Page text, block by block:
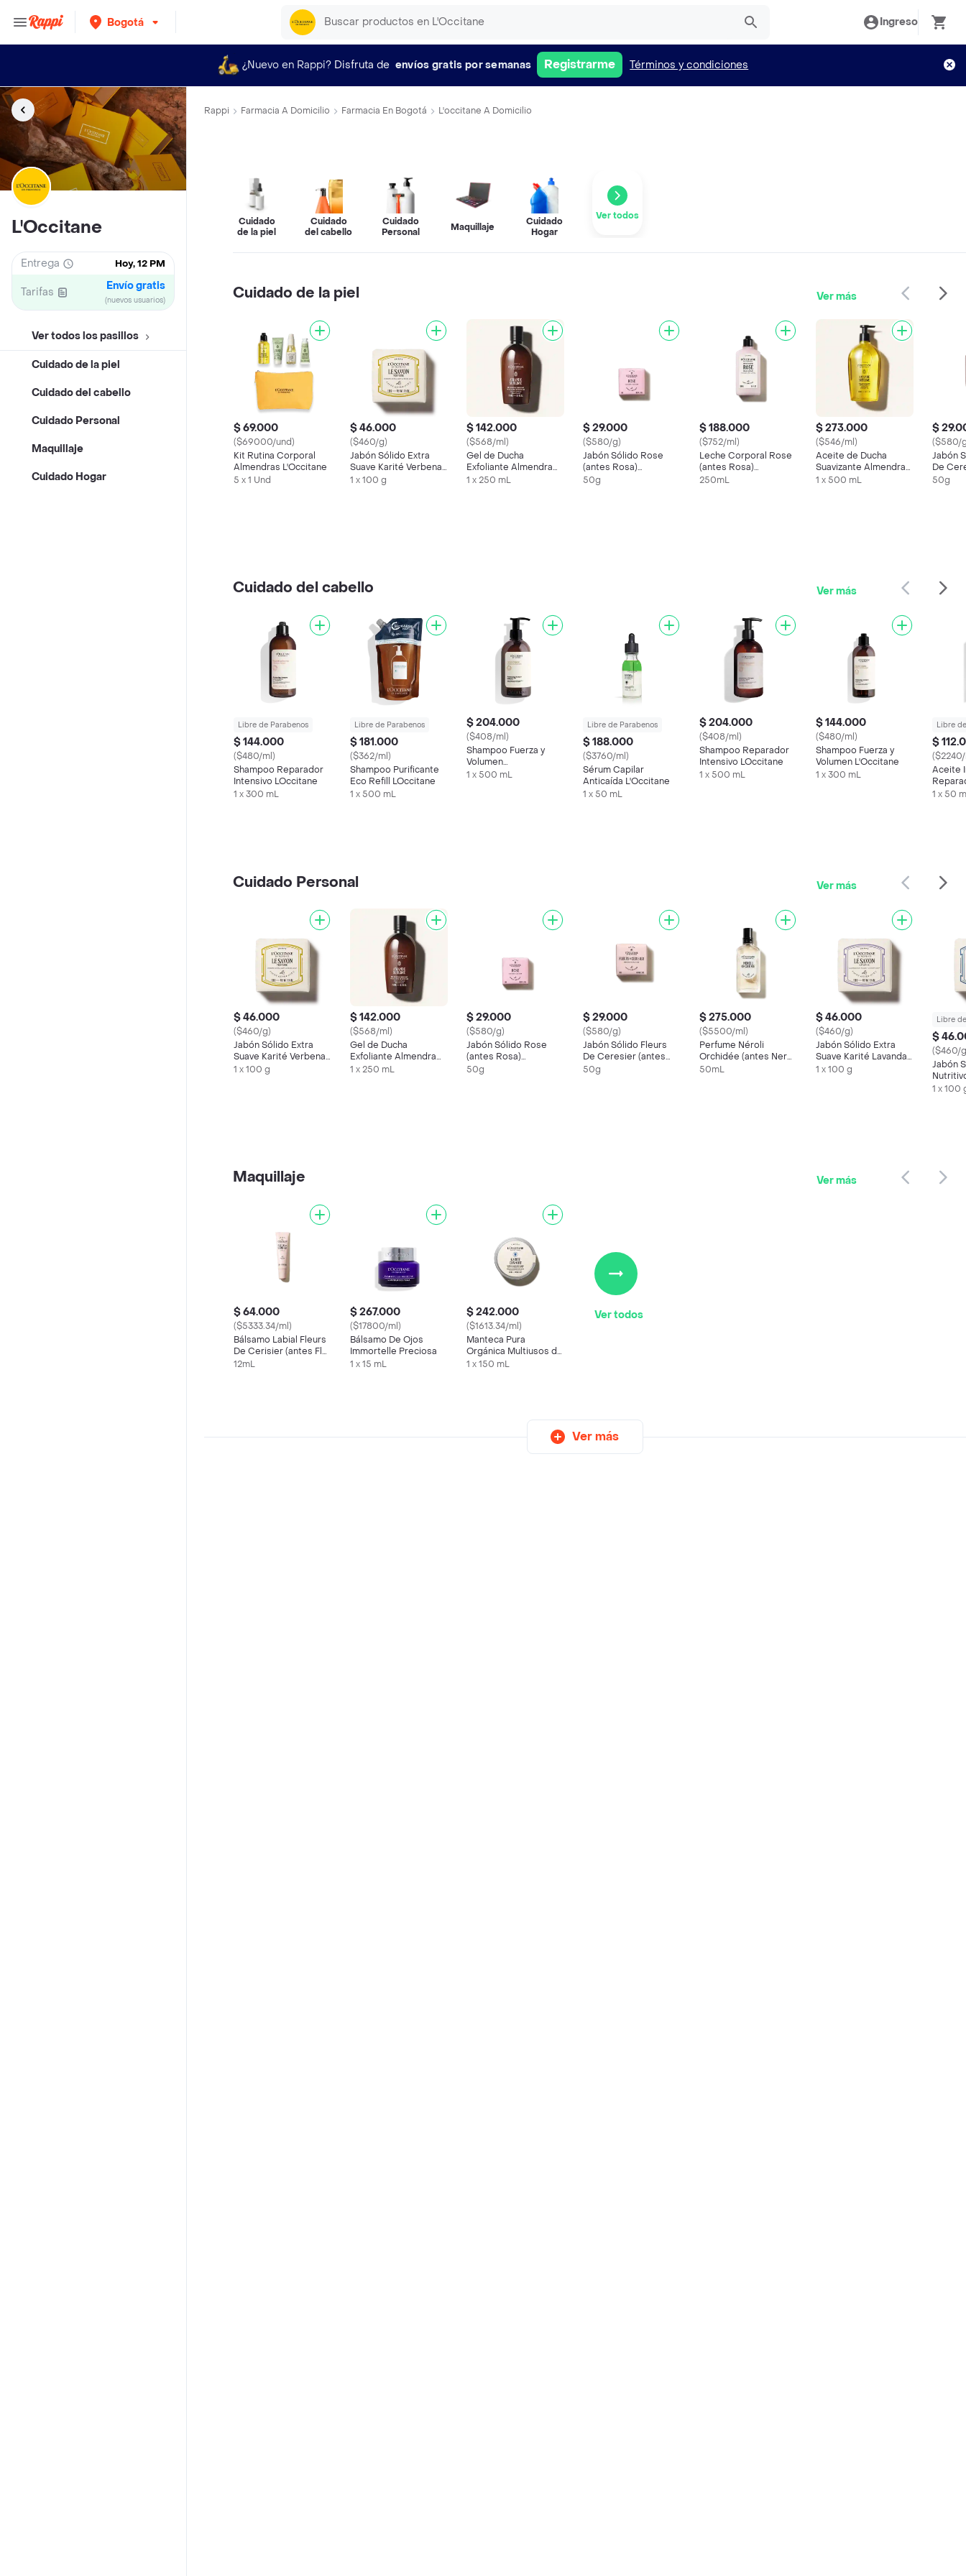
Bogotá Ingreso
¿Nuevo en Rappi? Disfruta de envíos gratis por semanas Registrarme Términos y condiciones
L'Occitane
Entrega Hoy, 12 PM
Tarifas Envío gratis
(nuevos usuarios)
Ver todos los pasillos
Cuidado de la piel
Cuidado del cabello
Cuidado Personal
Maquillaje
Cuidado Hogar
Rappi Farmacia A Domicilio Farmacia En Bogotá L'occitane A Domicilio
Cuidado
de la piel
Cuidado
del cabello
Cuidado
Personal
Maquillaje
Cuidado
Hogar
Ver todos
Cuidado de la piel Ver más
$ 69.000
($69000/und)
Kit Rutina Corporal
Almendras L'Occitane
5 x 1 Und
$ 46.000
($460/g)
Jabón Sólido Extra
Suave Karité Verbena
L'Occitane
1 x 100 g
$ 142.000
($568/ml)
Gel de Ducha
Exfoliante Almendra
Sublime L'Occitane
1 x 250 mL
$ 29.000
($580/g)
Jabón Sólido Rose
(antes Rosa)
Loccitane
50g
$ 188.000
($752/ml)
Leche Corporal Rose
(antes Rosa)
Loccitane
250mL
$ 273.000
($546/ml)
Aceite de Ducha
Suavizante Almendra
Sublime L'Occitane
1 x 500 mL
$
($580/
Jabón
De
Flor
50g
Cuidado del cabello Ver más
Libre de Parabenos
$ 144.000
($480/ml)
Shampoo Reparador
Intensivo LOccitane
1 x 300 mL
Libre de Parabenos
$ 181.000
($362/ml)
Shampoo Purificante
Eco Refill LOccitane
1 x 500 mL
$ 204.000
($408/ml)
Shampoo Fuerza y
Volumen
Aromacología
1 x 500 mL
Libre de Parabenos
$ 188.000
($3760/ml)
Sérum Capilar
Anticaída L'Occitane
1 x 50 mL
$ 204.000
($408/ml)
Shampoo Reparador
Intensivo LOccitane
1 x 500 mL
$ 144.000
($480/ml)
Shampoo Fuerza y
Volumen L'Occitane
1 x 300 mL
Libre
$
Aceite
1 x 50
Cuidado Personal Ver más
$ 46.000
($460/g)
Jabón Sólido Extra
Suave Karité Verbena
L'Occitane
1 x 100 g
$ 142.000
($568/ml)
Gel de Ducha
Exfoliante Almendra
Sublime L'Occitane
1 x 250 mL
$ 29.000
($580/g)
Jabón Sólido Rose
(antes Rosa)
Loccitane
50g
$ 29.000
($580/g)
Jabón Sólido Fleurs
De Ceresier (antes
Flor De Cerezo)
50g
$ 275.000
($5500/ml)
Perfume Néroli
Orchidée (antes Nerolí
& Orquídea) Eau De
50mL
$ 46.000
($460/g)
Jabón Sólido Extra
Suave Karité Lavanda
L'Occitane
1 x 100 g
Libre
$
($460/
Jabón
1 x 100
Maquillaje Ver más
$ 64.000
($5333.34/ml)
Bálsamo Labial Fleurs
De Cerisier (antes Flor
De Cerezo) Loccitane
12mL
$ 267.000
($17800/ml)
Bálsamo De Ojos
Immortelle Preciosa
1 x 15 mL
$ 242.000
($1613.34/ml)
Manteca Pura
Orgánica Multiusos de
Karité Confort
1 x 150 mL
Ver todos
Ver más